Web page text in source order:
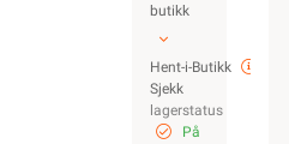
butikk
Hent-i-Butikk
Sjekk
lagerstatus
På